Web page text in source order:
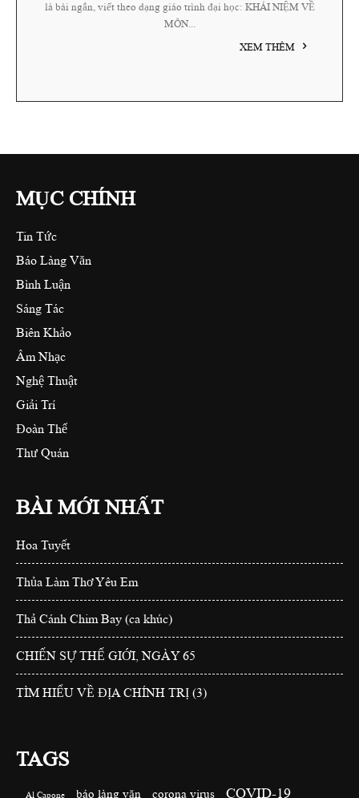
là bài ngắn, viết theo dạng giáo trình đại học: KHÁI NIỆM VỀ
MÔN...
XEM THÊM
MỤC CHÍNH
Tin Tức
Báo Làng Văn
Bình Luận
Sáng Tác
Biên Khảo
Âm Nhạc
Nghệ Thuật
Giải Trí
Đoàn Thể
Thư Quán
BÀI MỚI NHẤT
Hoa Tuyết
Thủa Làm Thơ Yêu Em
Thả Cánh Chim Bay (ca khúc)
CHIẾN SỰ THẾ GIỚI, NGÀY 65
TÌM HIỂU VỀ ĐỊA CHÍNH TRỊ (3)
TAGS
Al Capone báo làng văn corona virus COVID-19